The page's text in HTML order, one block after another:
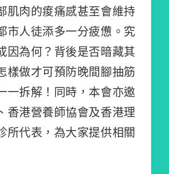
肌肉的痠痛感甚至會維持
市人徒添多一分疲憊。究
因為何？背後是否暗藏其
樣做才可預防晚間腳抽筋
一拆解！同時，本會亦邀
香港營養師協會及香港理
所代表，為大家提供相關